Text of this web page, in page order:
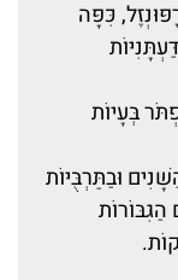
כִּפָּה
בְּעָיוֹת
וּבַתַּרְבֻּיּוֹת
הַגִּבּוֹרוֹת